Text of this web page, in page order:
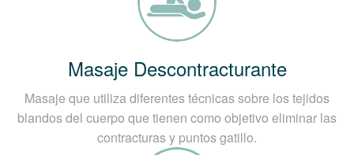
Masaje Descontracturante
Masaje que utiliza diferentes técnicas sobre los tejidos
blandos del cuerpo que tienen como objetivo eliminar las
contracturas y puntos gatillo.